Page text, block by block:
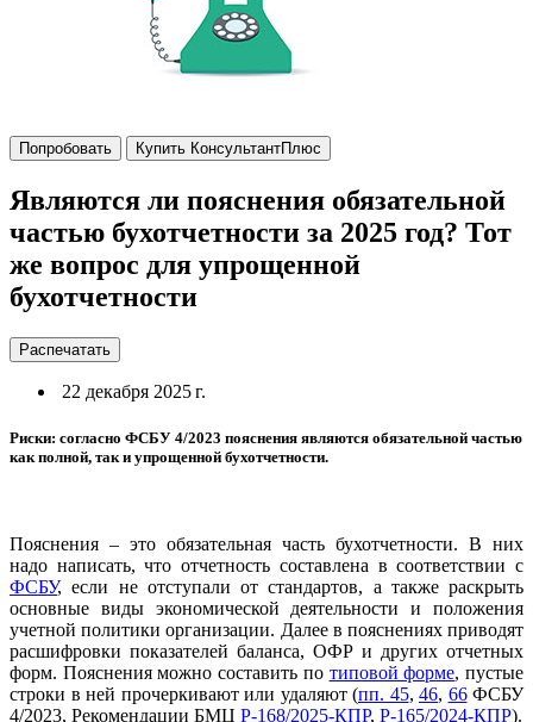
Попробовать Купить КонсультантПлюс
Являются ли пояснения обязательной
частью бухотчетности за 2025 год? Тот
же вопрос для упрощенной
бухотчетности
Распечатать
22 декабря 2025 г.
Риски: согласно ФСБУ 4/2023 пояснения являются обязательной частью
как полной, так и упрощенной бухотчетности.
Пояснения – это обязательная часть бухотчетности. В них
надо написать, что отчетность составлена в соответствии с
ФСБУ, если не отступали от стандартов, а также раскрыть
основные виды экономической деятельности и положения
учетной политики организации. Далее в пояснениях приводят
расшифровки показателей баланса, ОФР и других отчетных
форм. Пояснения можно составить по типовой форме, пустые
строки в ней прочеркивают или удаляют (пп. 45, 46, 66ФСБУ
4/2023, Рекомендации БМЦ Р-168/2025-КПР, Р-165/2024-КПР).